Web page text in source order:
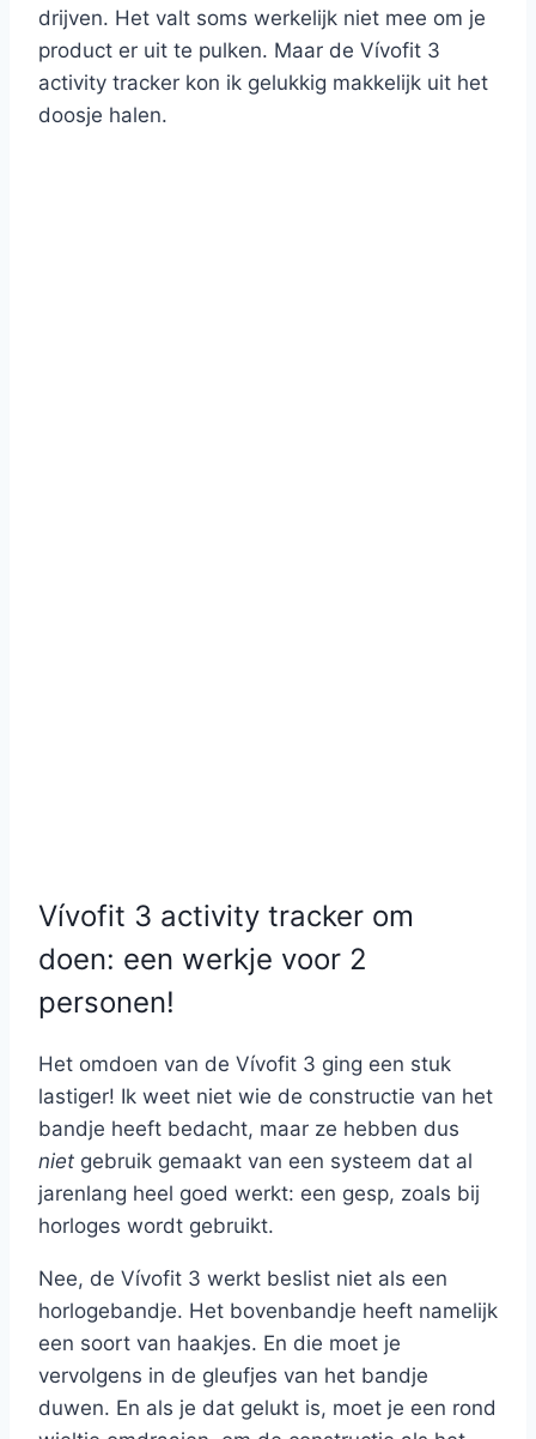
drijven. Het valt soms werkelijk niet mee om je
product er uit te pulken. Maar de Vívofit 3
activity tracker kon ik gelukkig makkelijk uit het
doosje halen.
Vívofit 3 activity tracker om
doen: een werkje voor 2
personen!
Het omdoen van de Vívofit 3 ging een stuk
lastiger! Ik weet niet wie de constructie van het
bandje heeft bedacht, maar ze hebben dus
niet gebruik gemaakt van een systeem dat al
jarenlang heel goed werkt: een gesp, zoals bij
horloges wordt gebruikt.
Nee, de Vívofit 3 werkt beslist niet als een
horlogebandje. Het bovenbandje heeft namelijk
een soort van haakjes. En die moet je
vervolgens in de gleufjes van het bandje
duwen. En als je dat gelukt is, moet je een rond